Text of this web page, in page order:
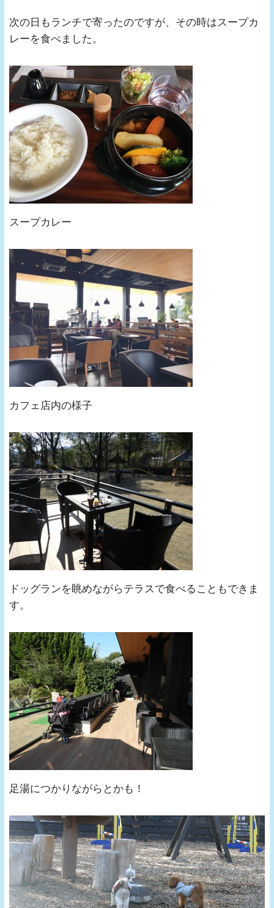
次の日もランチで寄ったのですが、その時はスープカ
レーを食べました。
スープカレー
カフェ店内の様子
ドッグランを眺めながらテラスで食べることもできま
す。
足湯につかりながらとかも！